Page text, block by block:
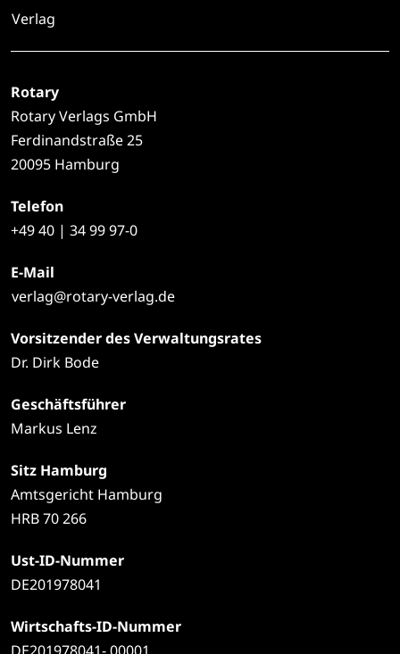
Verlag
Rotary
Rotary Verlags GmbH
Ferdinandstraße 25
20095 Hamburg
Telefon
+4940 | 34 99 97-0
E-Mail
verlag@rotary-verlag.de
Vorsitzender des Verwaltungsrates
Dr. Dirk Bode
Geschäftsführer
Markus Lenz
Sitz Hamburg
Amtsgericht Hamburg
HRB 70 266
Ust-ID-Nummer
DE201978041
Wirtschafts-ID-Nummer